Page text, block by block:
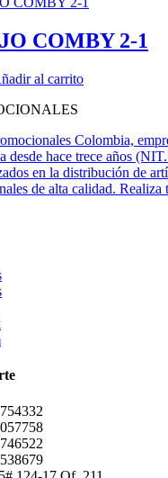
COMBY 2-1
al carrito
Colombia,
desde hace trece años
en la distribución de
de alta calidad. Realiza